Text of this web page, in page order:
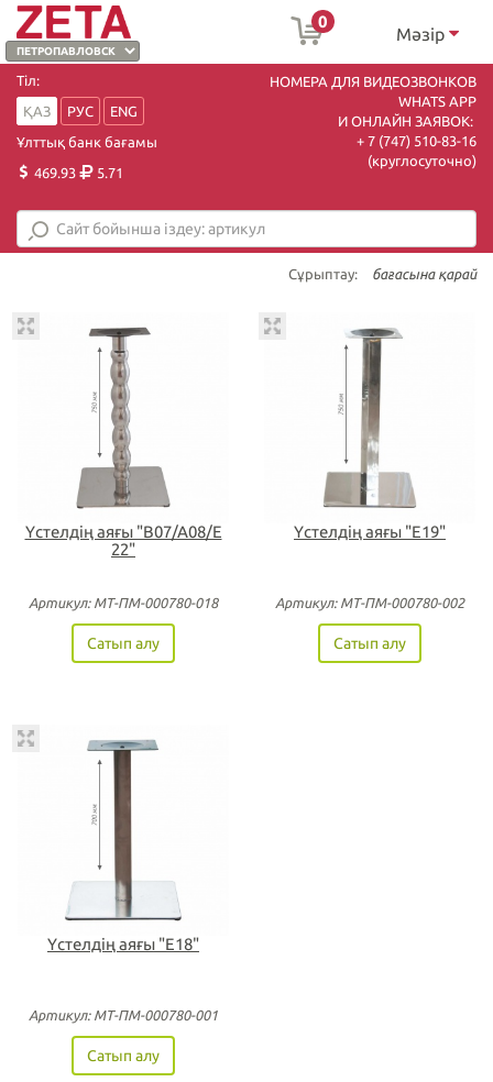
0
Мәзір
Тіл:
ҚАЗ
РУС
ENG
Ұлттық банк бағамы
469.93
5.71
НОМЕРА ДЛЯ ВИДЕОЗВОНКОВ
WHATS APP
И ОНЛАЙН ЗАЯВОК:
+ 7 (747) 510-83-16
(круглосуточно)
Сұрыптау: бағасына қарай
Үстелдің аяғы "B07/A08/Е
22"
Артикул: МТ-ПМ-000780-018
Сатып алу
Үстелдің аяғы "Е19"
Артикул: МТ-ПМ-000780-002
Сатып алу
Үстелдің аяғы "Е18"
Артикул: МТ-ПМ-000780-001
Сатып алу